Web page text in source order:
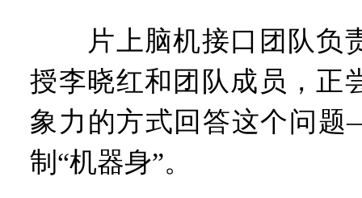
片上脑机接口团队负
授李晓红和团队成员，正
象力的方式回答这个问题
制“机器身”。